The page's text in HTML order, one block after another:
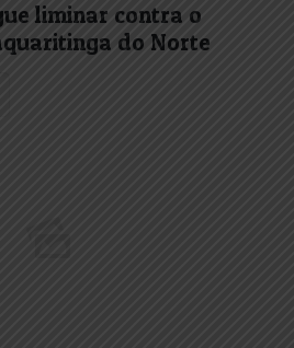
liminar contra o
do Norte